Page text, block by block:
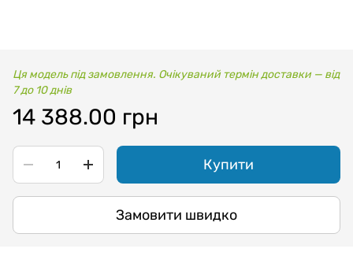
Ця модель під замовлення. Очікуваний термін доставки — від
7 до 10 днів
14 388.00 грн
Купити
Замовити швидко